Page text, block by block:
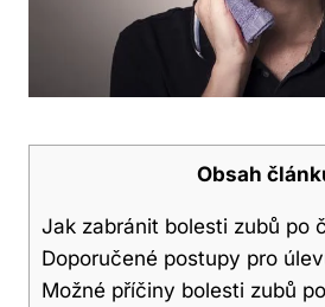
Obsah
Jak zabránit bolesti zubů po
Doporučené postupy pro
Možné ⁣příčiny bolesti zubů​